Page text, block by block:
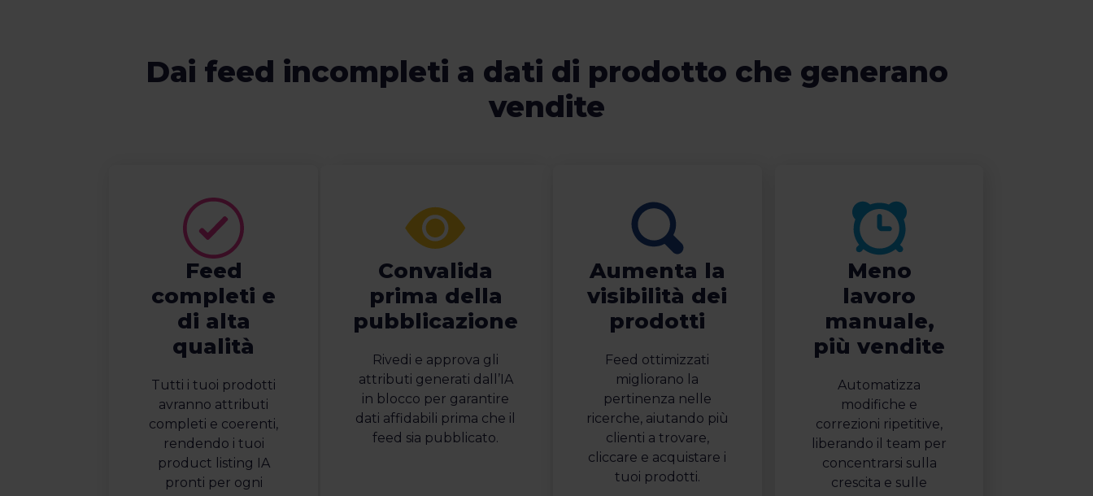
Dai feed incompleti a dati di prodotto che generano
vendite
Feed
completi e
di alta
qualità
Tutti i tuoi prodotti
avranno attributi
completi e coerenti,
rendendo i tuoi
product listing IA
pronti per ogni
Convalida
prima della
pubblicazione
Rivedi e approva gli
attributi generati dall’IA
in blocco per garantire
dati affidabili prima che il
feed sia pubblicato.
Aumenta la
visibilità dei
prodotti
Feed ottimizzati
migliorano la
pertinenza nelle
ricerche, aiutando più
clienti a trovare,
cliccare e acquistare i
tuoi prodotti.
Meno
lavoro
manuale,
più vendite
Automatizza
modifiche e
correzioni ripetitive,
liberando il team per
concentrarsi sulla
crescita e sulle